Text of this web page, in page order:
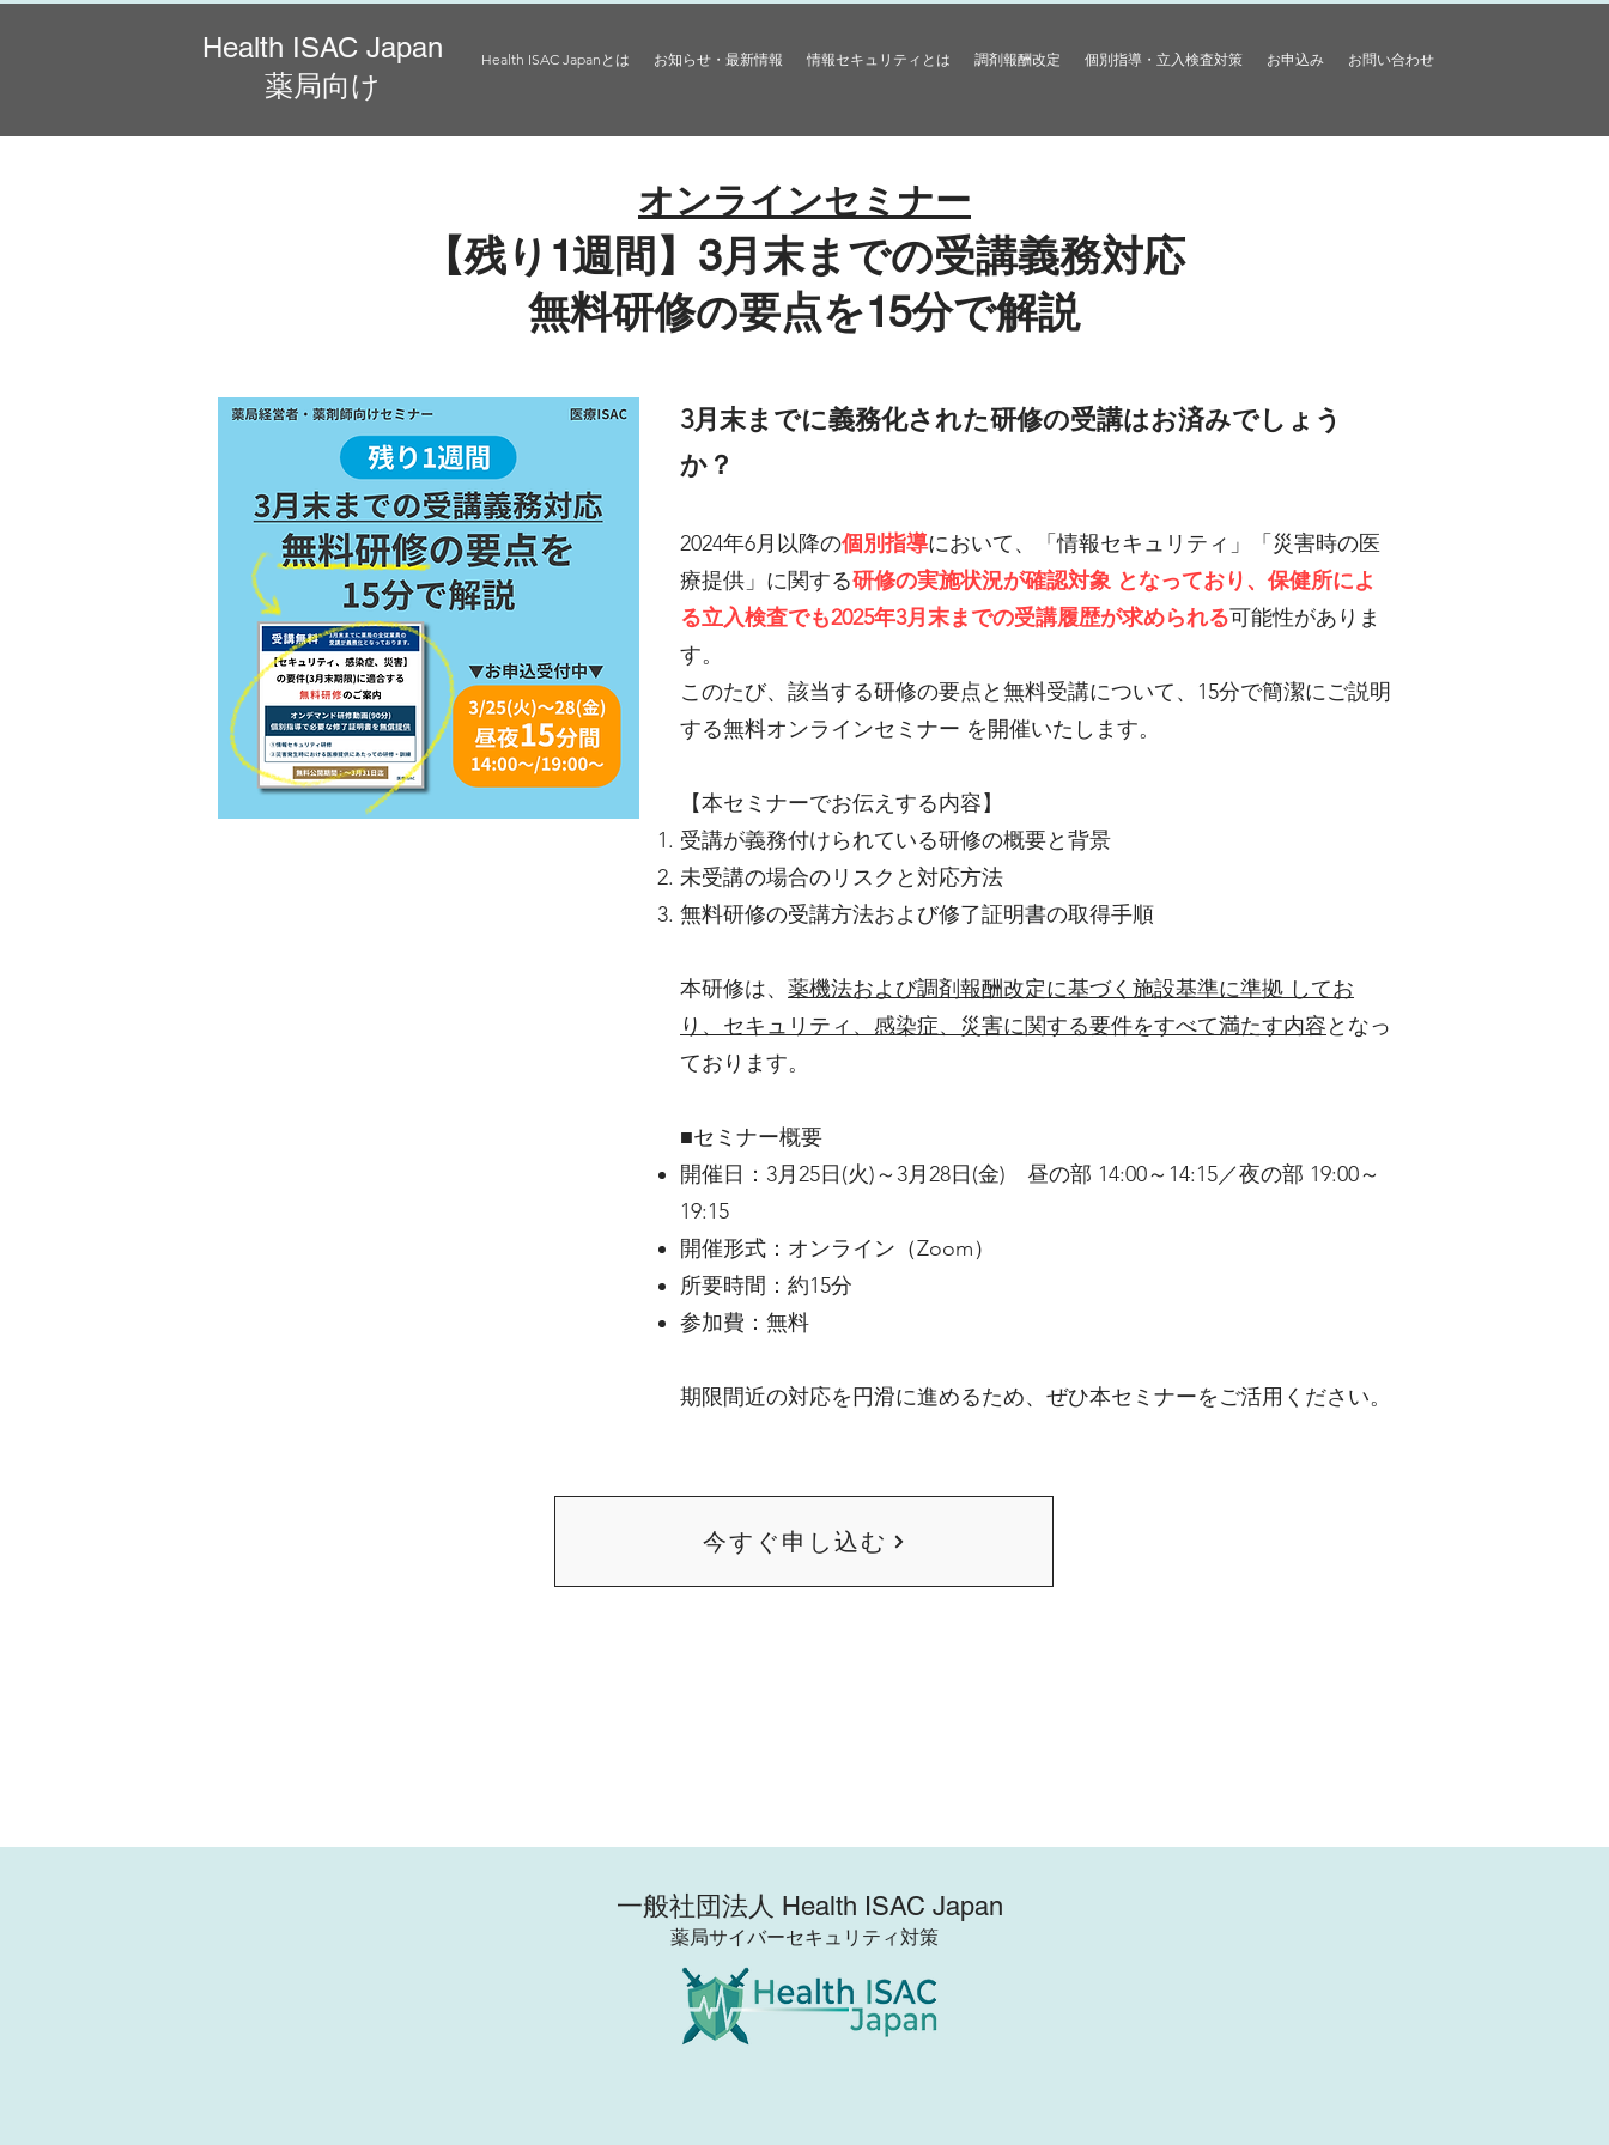
Health ISAC Japan
薬局向け
Health ISAC Japanとは お知らせ・最新情報 情報セキュリティとは 調剤報酬改定 個別指導・立入検査対策 お申込み お問い合わせ
オンラインセミナー
【残り1週間】3月末までの受講義務対応
無料研修の要点を15分で解説
3月末までに義務化された研修の受講はお済みでしょう
か？
2024年6月以降の個別指導において、「情報セキュリティ」「災害時の医
療提供」に関する研修の実施状況が確認対象 となっており、保健所によ
る立入検査でも2025年3月末までの受講履歴が求められる可能性がありま
す。
このたび、該当する研修の要点と無料受講について、15分で簡潔にご説明
する無料オンラインセミナー を開催いたします。
【本セミナーでお伝えする内容】
受講が義務付けられている研修の概要と背景
未受講の場合のリスクと対応方法
無料研修の受講方法および修了証明書の取得手順
本研修は、 薬機法および調剤報酬改定に基づく施設基準に準拠 してお
り、セキュリティ、感染症、災害に関する要件をすべて満たす内容となっ
ております。
■セミナー概要
開催日：3月25日(火)～3月28日(金) 昼の部 14:00～14:15／夜の部 19:00～
19:15
開催形式：オンライン（Zoom）
所要時間：約15分
参加費：無料
期限間近の対応を円滑に進めるため、ぜひ本セミナーをご活用ください。
今すぐ申し込む
​一般社団法人 Health ISAC Japan
薬局サイバーセキュリティ対策